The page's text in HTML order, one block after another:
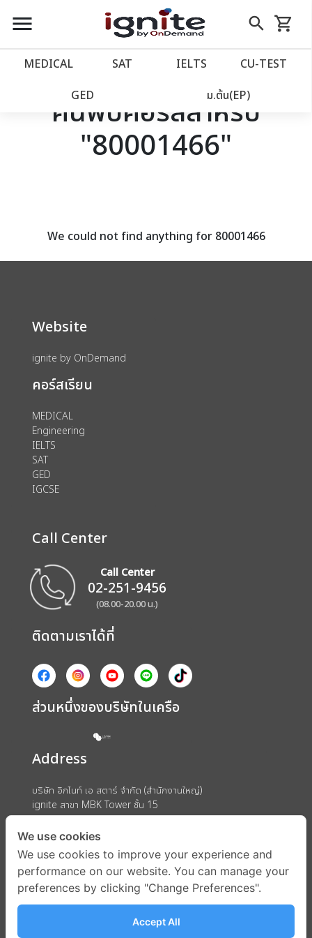
close
account_balance หน้าแรก
เว็บไซต์อิกไนท์
โปรโมชั่น
assignment ลงทะเบียน
menu search
Skip
to
shopping_cart
รถเข็น
MEDICAL SAT IELTS CU‑TEST
GED ม.ต้น(EP)
ค้นพบคอร์สสำหรับ
"80001466"
We could not find anything for 80001466
Website
ignite by OnDemand
คอร์สเรียน
MEDICAL
Engineering
IELTS
SAT
GED
IGCSE
Call Center
Call Center
02-251-9456
(08.00-20.00 น.)
ติดตามเราได้ที่
ส่วนหนึ่งของบริษัทในเครือ
Address
บริษัท อิกไนท์ เอ สตาร์ จำกัด (สำนักงานใหญ่)
ignite สาขา MBK Tower ชั้น 15
ถนนพญาไท แขวงวังใหม่ เขตปทุมวัน กรุงเทพมหานคร 10330
We use cookies
We use cookies to improve your experience and
performance on our website. You can manage your
preferences by clicking "Change Preferences".
Accept All